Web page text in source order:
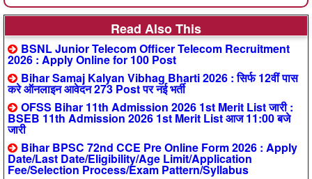
Read Also This
BSNL Junior Telecom Officer Telecom Recruitment
2026 : Apply Online for 100 Post
Bihar Samaj Kalyan Vibhag Bharti 2026 : सिर्फ 12वीं पास
करे ऑनलाइन आवेदन 273 Post पर नई भर्ती
OFSS Bihar 11th Admission 2026 1st Merit List जारी :
BSEB 11th Admission 2026 1st Merit List आज 11:00 बजे
जारी
Bihar BPSC 72nd CCE Pre Online Form 2026 : Apply
Date/Last Date/Eligibility/Age Limit/Application
Fee/Selection Process/Exam Pattern/Syllabus